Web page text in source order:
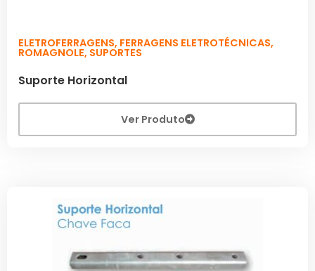
ELETROFERRAGENS, FERRAGENS ELETROTÉCNICAS,
ROMAGNOLE, SUPORTES
Suporte Horizontal
Ver Produto